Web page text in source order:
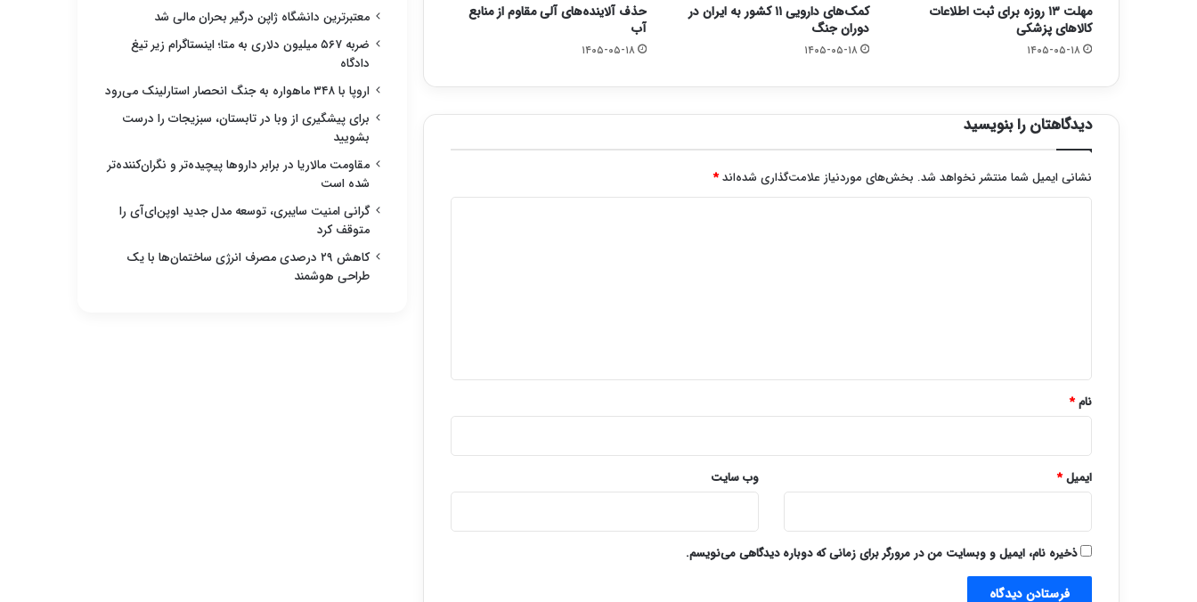
مهلت ۱۳ روزه برای ثبت اطلاعات
کالاهای پزشکی
۱۴۰۵-۰۵-۱۸
کمک‌های دارویی ۱۱ کشور به ایران در
دوران جنگ
۱۴۰۵-۰۵-۱۸
حذف آلاینده‌های آلی مقاوم از منابع
آب
۱۴۰۵-۰۵-۱۸
دیدگاهتان را بنویسید
نشانی ایمیل شما منتشر نخواهد شد. بخش‌های موردنیاز علامت‌گذاری شده‌اند*
نام*
ایمیل* وب‌ سایت
ذخیره نام، ایمیل و وبسایت من در مرورگر برای زمانی که دوباره دیدگاهی می‌نویسم.
معتبرترین دانشگاه ژاپن درگیر بحران مالی شد
ضربه ۵۶۷ میلیون دلاری به متا؛ اینستاگرام زیر تیغ
دادگاه
اروپا با ۳۴۸ ماهواره به جنگ انحصار استارلینک می‌رود
برای پیشگیری از وبا در تابستان، سبزیجات را درست
بشویید
مقاومت مالاریا در برابر داروها پیچیده‌تر و نگران‌کننده‌تر
شده است
گرانی امنیت سایبری، توسعه مدل جدید اوپن‌ای‌آی را
متوقف کرد
کاهش ۲۹ درصدی مصرف انرژی ساختمان‌ها با یک
طراحی هوشمند